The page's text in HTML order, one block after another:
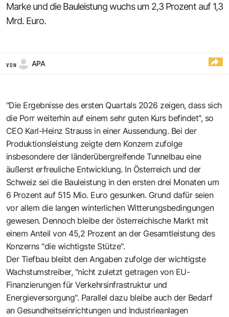
Marke und die Bauleistung wuchs um 2,3 Prozent auf 1,3
Mrd. Euro.
VON APA
"Die Ergebnisse des ersten Quartals 2026 zeigen, dass sich
die Porr weiterhin auf einem sehr guten Kurs befindet", so
CEO Karl-Heinz Strauss in einer Aussendung. Bei der
Produktionsleistung zeigte dem Konzern zufolge
insbesondere der länderübergreifende Tunnelbau eine
äußerst erfreuliche Entwicklung. In Österreich und der
Schweiz sei die Bauleistung in den ersten drei Monaten um
6 Prozent auf 515 Mio. Euro gesunken. Grund dafür seien
vor allem die langen winterlichen Witterungsbedingungen
gewesen. Dennoch bleibe der österreichische Markt mit
einem Anteil von 45,2 Prozent an der Gesamtleistung des
Konzerns "die wichtigste Stütze".
Der Tiefbau bleibt den Angaben zufolge der wichtigste
Wachstumstreiber, "nicht zuletzt getragen von EU-
Finanzierungen für Verkehrsinfrastruktur und
Energieversorgung". Parallel dazu bleibe auch der Bedarf
an Gesundheitseinrichtungen und Industrieanlagen